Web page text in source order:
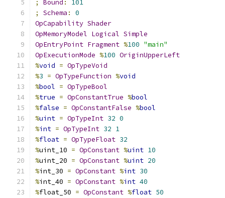
;
Bound :
101
;
Schema :
0
OpCapability Shader
OpMemoryModel Logical Simple
OpEntryPoint Fragment %100 "main"
OpExecutionMode %100 OriginUpperLeft
%void = OpTypeVoid
%3 = OpTypeFunction %void
%bool = OpTypeBool
%true = OpConstantTrue %bool
%false = OpConstantFalse %bool
%uint = OpTypeInt 32 0
%int = OpTypeInt 32 1
%float = OpTypeFloat 32
%uint_10 = OpConstant %uint 10
%uint_20 = OpConstant %uint 20
%int_30 = OpConstant %int 30
%int_40 = OpConstant %int 40
%float_50 = OpConstant %float 50